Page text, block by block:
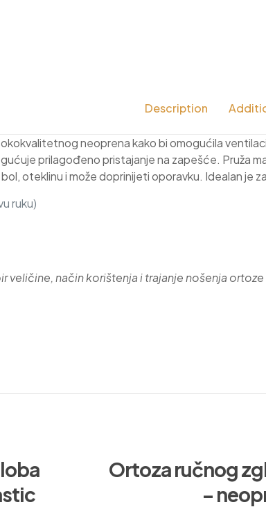
Description
neoprena kako bi omogućila
prilagođeno pristajanje na zapešće. Pruža
oteklinu i može doprinijeti oporavku. Idealan je
ruku)
veličine, način korištenja i trajanje nošenja
Ortoza ručnog
–